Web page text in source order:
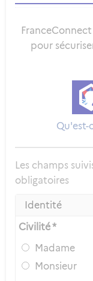
pour
Qu'est-
Les champs
obligatoires
Identité
Civilité *
Madame
Monsieur